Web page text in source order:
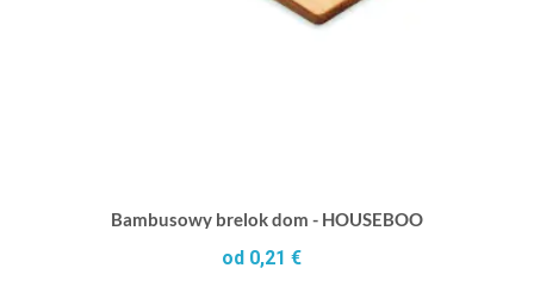
Bambusowy brelok dom - HOUSEBOO
od 0,21 €